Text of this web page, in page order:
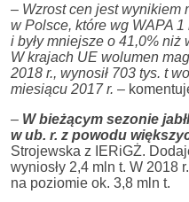
– Wzrost cen jest wynikiem
w Polsce, które wg WAPA 1
i były mniejsze o 41,0%
W krajach UE wolumen
2018 r., wynosił 703 tys. t
miesiącu 2017 r. –
– W bieżącym sezonie
w ub. r. z powodu
Strojewska z IERiGŻ.
wyniosły 2,4 mln t. W 2018
na poziomie ok. 3,8 mln t.